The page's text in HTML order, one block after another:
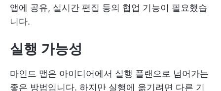
앱에 공유, 실시간 편집 등의 협업 기능이 필요했습
니다.
실행 가능성
마인드 맵은 아이디어에서 실행 플랜으로 넘어가는
좋은 방법입니다. 하지만 실행에 옮기려면 다른 기